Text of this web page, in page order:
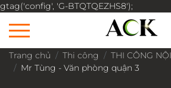
gtag('config', 'G-BTQTQEZHS8');
Trang chủ Thi công
THI CÔNG
Mr Tùng - Văn phòng quận 3